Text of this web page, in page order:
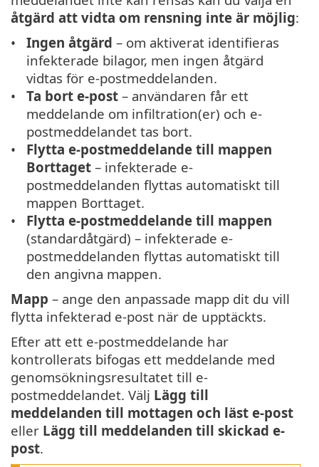
åtgärd att vidta om rensning inte är möjlig:
Ingen åtgärd – om aktiverat identifieras
infekterade bilagor, men ingen åtgärd
vidtas för e-postmeddelanden.
Ta bort e-post – användaren får ett
meddelande om infiltration(er) och e-
postmeddelandet tas bort.
Flytta e-postmeddelande till mappen
Borttaget – infekterade e-
postmeddelanden flyttas automatiskt till
mappen Borttaget.
Flytta e-postmeddelande till mappen
(standardåtgärd) – infekterade e-
postmeddelanden flyttas automatiskt till
den angivna mappen.
Mapp – ange den anpassade mapp dit du vill
flytta infekterad e-post när de upptäckts.
Efter att ett e-postmeddelande har
kontrollerats bifogas ett meddelande med
genomsökningsresultatet till e-
postmeddelandet. Välj Lägg till
meddelanden till mottagen och läst e-post
eller Lägg till meddelanden till skickad e-
post.